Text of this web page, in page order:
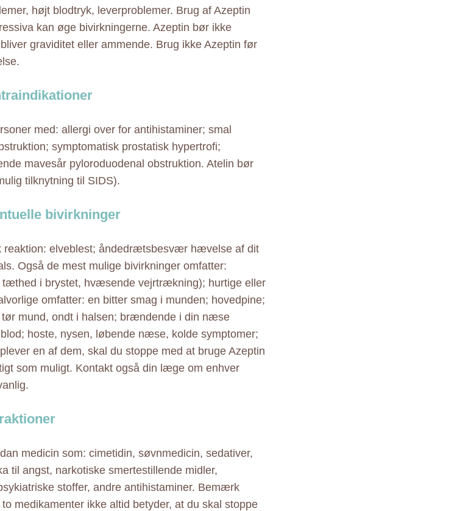
højt blodtryk, leverproblemer. Brug af Azeptin
kan øge bivirkningerne. Azeptin bør ikke
graviditet eller ammende. Brug ikke Azeptin før
med: allergi over for antihistaminer; smal
symptomatisk prostatisk hypertrofi;
mavesår pyloroduodenal obstruktion. Atelin bør
tilknytning til SIDS).
bivirkninger
reaktion: elveblest; åndedrætsbesvær hævelse af dit
Også de mest mulige bivirkninger omfatter:
tæthed i brystet, hvæsende vejrtrækning); hurtige eller
omfatter: en bitter smag i munden; hovedpine;
mund, ondt i halsen; brændende i din næse
hoste, nysen, løbende næse, kolde symptomer;
en af dem, skal du stoppe med at bruge Azeptin
som muligt. Kontakt også din læge om enhver
medicin som: cimetidin, søvnmedicin, sedativer,
til angst, narkotiske smertestillende midler,
stoffer, andre antihistaminer. Bemærk
medikamenter ikke altid betyder, at du skal stoppe